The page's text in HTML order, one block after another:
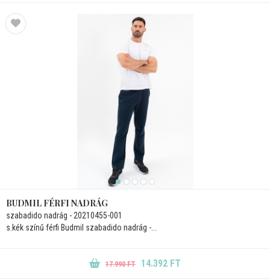
BUDMIL FÉRFI NADRÁG
szabadido nadrág - 20210455-001
s.kék színű férfi Budmil szabadido nadrág -...
17.990 FT 14.392 FT